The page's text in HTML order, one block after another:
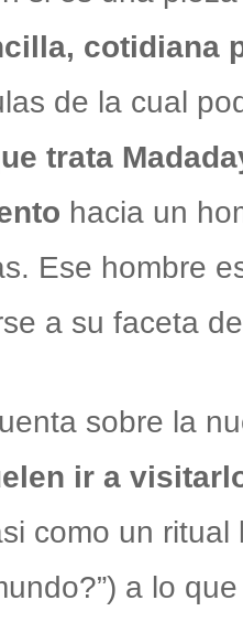
cotidiana
de la cual
trata
hacia un
Ese hombre
a su faceta
sobre la
ir a
como un ritual
a lo